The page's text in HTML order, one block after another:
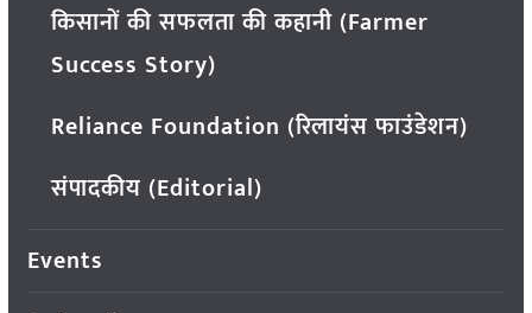
किसानों की सफलता की कहानी (Farmer
Success Story)
Reliance Foundation (रिलायंस फाउंडेशन)
संपादकीय (Editorial)
Events